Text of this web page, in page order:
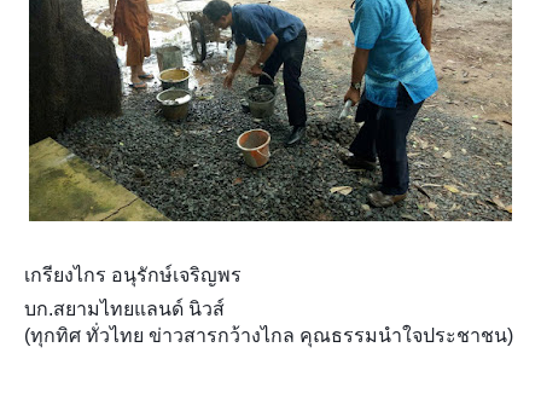
เกรียงไกร อนุรักษ์เจริญพร
บก.สยามไทยแลนด์ นิวส์
(ทุกทิศ ทั่วไทย ข่าวสารกว้างไกล คุณธรรมนำใจประชาชน)